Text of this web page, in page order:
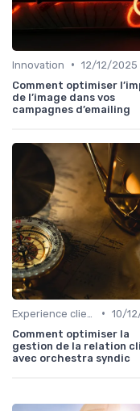
Innovation • 12/12/2025
Comment optimiser
de l’image dans vos
campagnes d’emailing
• 10/
Comment optimiser la
gestion de la relation
avec orchestra syndic